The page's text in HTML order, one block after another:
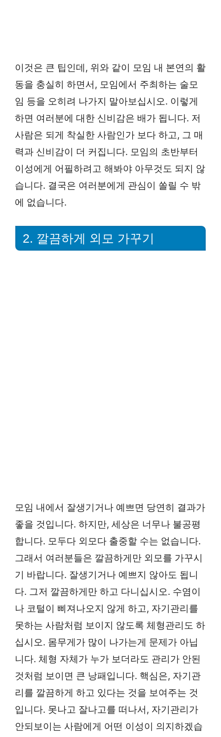
이것은 큰 팁인데, 위와 같이 모임 내 본연의 활
동을 충실히 하면서, 모임에서 주최하는 술모
임 등을 오히려 나가지 말아보십시오. 이렇게
하면 여러분에 대한 신비감은 배가 됩니다. 저
사람은 되게 착실한 사람인가 보다 하고, 그 매
력과 신비감이 더 커집니다. 모임의 초반부터
이성에게 어필하려고 해봐야 아무것도 되지 않
습니다. 결국은 여러분에게 관심이 쏠릴 수 밖
에 없습니다.
2. 깔끔하게 외모 가꾸기
모임 내에서 잘생기거나 예쁘면 당연히 결과가
좋을 것입니다. 하지만, 세상은 너무나 불공평
합니다. 모두다 외모다 출중할 수는 없습니다.
그래서 여러분들은 깔끔하게만 외모를 가꾸시
기 바랍니다. 잘생기거나 예쁘지 않아도 됩니
다. 그저 깔끔하게만 하고 다니십시오. 수염이
나 코털이 삐져나오지 않게 하고, 자기관리를
못하는 사람처럼 보이지 않도록 체형관리도 하
십시오. 몸무게가 많이 나가는게 문제가 아닙
니다. 체형 자체가 누가 보더라도 관리가 안된
것처럼 보이면 큰 낭패입니다. 핵심은, 자기관
리를 깔끔하게 하고 있다는 것을 보여주는 것
입니다. 못나고 잘나고를 떠나서, 자기관리가
안되보이는 사람에게 어떤 이성이 의지하겠습